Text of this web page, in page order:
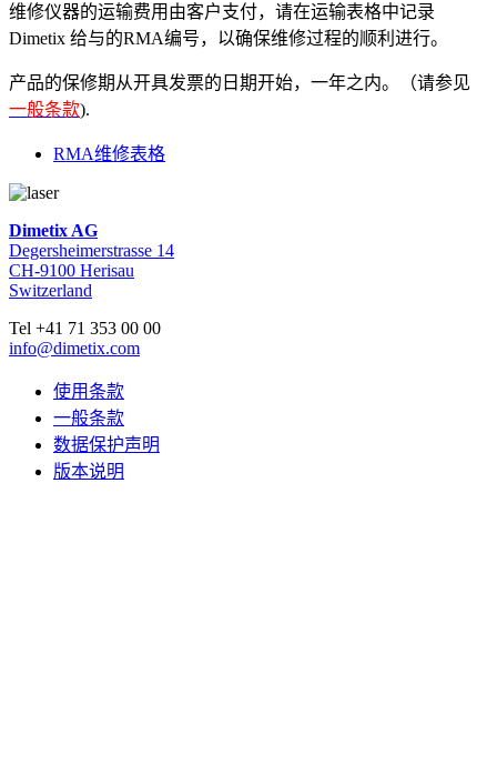
维修仪器的运输费用由客户支付，请在运输表格中记录
Dimetix 给与的RMA编号，以确保维修过程的顺利进行。
产品的保修期从开具发票的日期开始，一年之内。（请参见
一般条款).
RMA维修表格
Dimetix AG
Degersheimerstrasse 14
CH-9100 Herisau
Switzerland
Tel +41 71 353 00 00
info@dimetix.com
使用条款
一般条款
数据保护声明
版本说明